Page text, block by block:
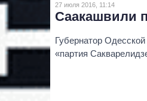
27 июля 2016, 11:14
Саакашвили
Губернатор
«партия